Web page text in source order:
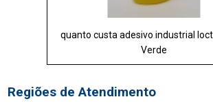
quanto custa adesivo industrial
Verde
Regiões de Atendimento